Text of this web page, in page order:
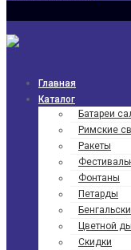
Главная
Каталог
Батареи
Римские
Ракеты
Фонтаны
Петарды
Цветной
Скидки